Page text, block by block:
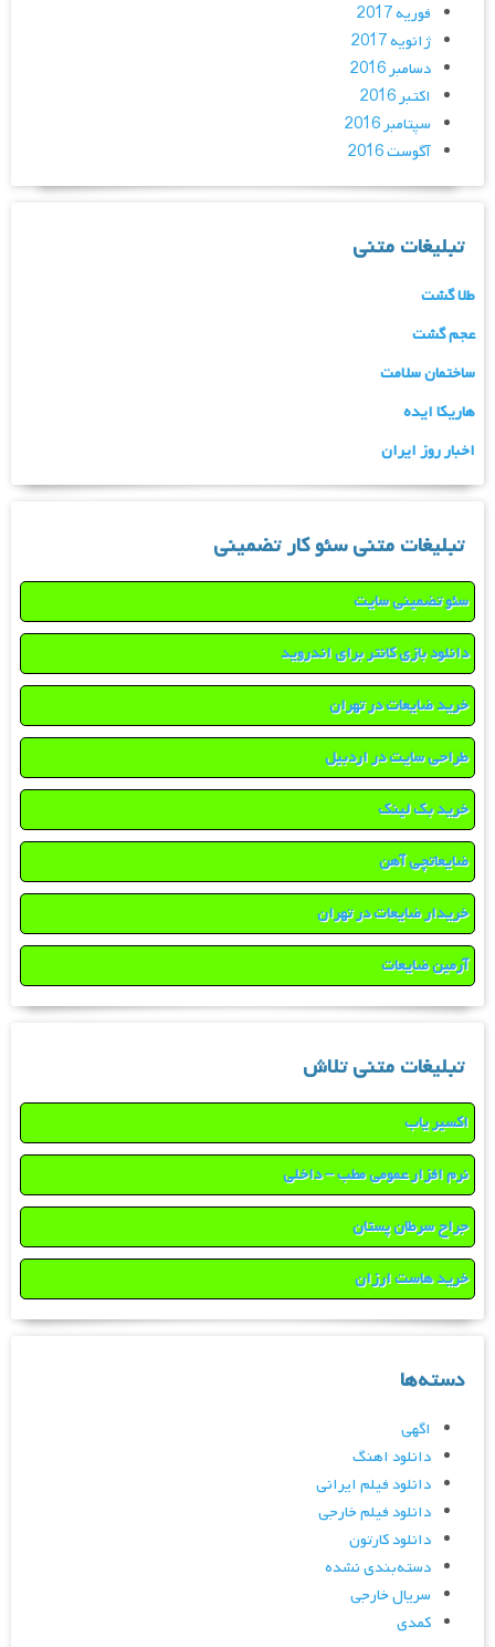
فوریه 2017
ژانویه 2017
دسامبر 2016
اکتبر 2016
سپتامبر 2016
آگوست 2016
تبلیغات متنی
طلا گشت
عجم گشت
ساختمان سلامت
هاریکا ایده
اخبار روز ایران
تبلیغات متنی سئو کار تضمینی
سئو تضمینی سایت
دانلود بازی کانتر برای اندروید
خرید ضایعات در تهران
طراحی سایت در اردبیل
خرید بک لینک
ضایعاتچی آهن
خریدار ضایعات در تهران
آرمین ضایعات
تبلیغات متنی تلاش
اکسیر یاب
نرم افزار عمومی مطب – داخلی
جراح سرطان پستان
خرید هاست ارزان
دسته‌ها
اگهی
دانلود اهنگ
دانلود فیلم ایرانی
دانلود فیلم خارجی
دانلود کارتون
دسته‌بندی نشده
سریال خارجی
کمدی